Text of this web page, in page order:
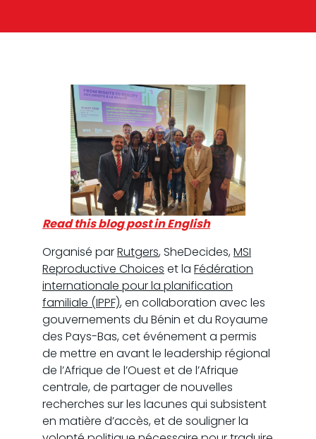
Read this blog post in English
Organisé parRutgers, SheDecides,MSI
Reproductive Choices et la Fédération
internationale pour la planification
familiale (IPPF), en collaboration avec les
gouvernements du Bénin et du Royaume
des Pays-Bas, cet événement a permis
de mettre en avant le leadership régional
de l’Afrique de l’Ouest et de l’Afrique
centrale, de partager de nouvelles
recherches sur les lacunes qui subsistent
en matière d’accès, et de souligner la